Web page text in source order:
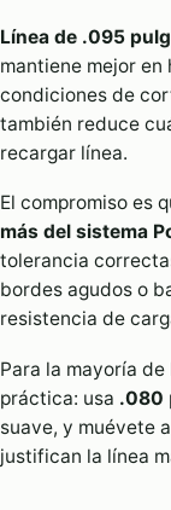
Línea de .095
mantiene mejor en
condiciones de
también reduce
recargar línea.
El compromiso es
más del sistema
tolerancia
bordes agudos o
resistencia de
Para la mayoría
práctica: usa .080
suave, y muévete a
justifican la línea